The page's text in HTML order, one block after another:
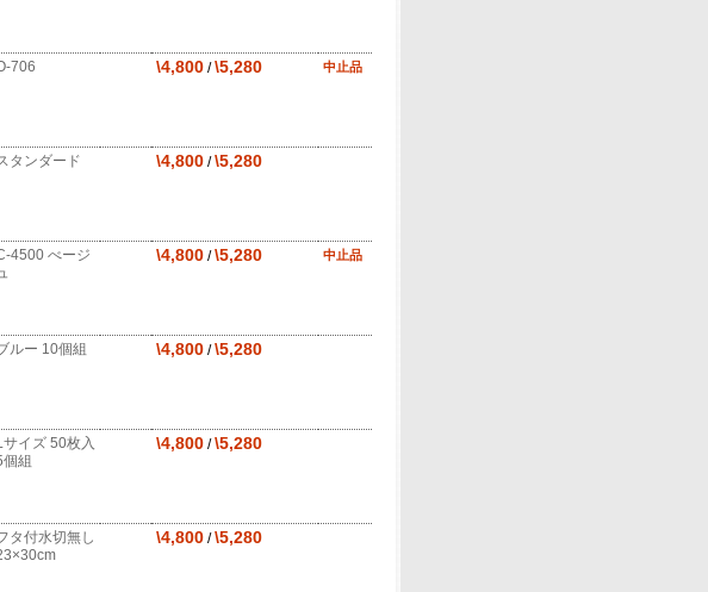
706 \4,800 /\5,280 中止品
タンダード \4,800 /\5,280
4500 べージ
\4,800 /\5,280 中止品
ルー 10個組 \4,800 /\5,280
サイズ 50枚入
個組
\4,800 /\5,280
タ付水切無し
\4,800 /\5,280